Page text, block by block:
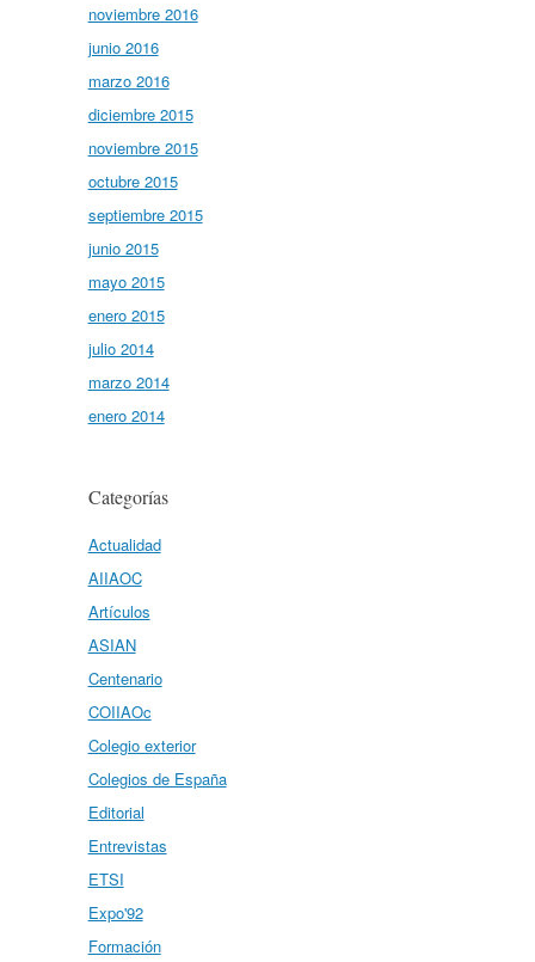
noviembre 2016
junio 2016
marzo 2016
diciembre 2015
noviembre 2015
octubre 2015
septiembre 2015
junio 2015
mayo 2015
enero 2015
julio 2014
marzo 2014
enero 2014
Categorías
Actualidad
AIIAOC
Artículos
ASIAN
Centenario
COIIAOc
Colegio exterior
Colegios de España
Editorial
Entrevistas
ETSI
Expo'92
Formación